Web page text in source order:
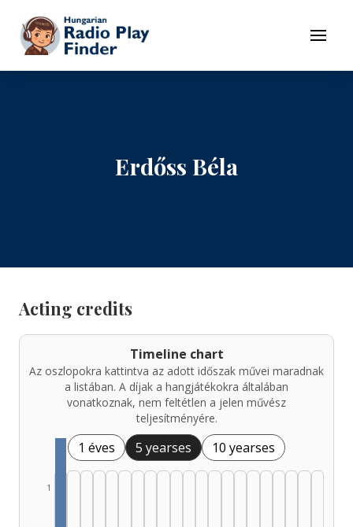
To contents
Menu
Erdőss Béla
Acting credits
Timeline chart
Az oszlopokra kattintva az adott időszak művei maradnak
a listában. A díjak a hangjátékokra általában
vonatkoznak, nem feltétlen a jelen művész
teljesítményére.
1 éves 5 yearses 10 yearses
1